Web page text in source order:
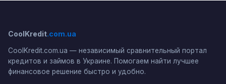
CoolKredit.com.ua
CoolKredit.com.ua — независимый сравнительный портал
кредитов и займов в Украине. Помогаем найти лучшее
финансовое решение быстро и удобно.